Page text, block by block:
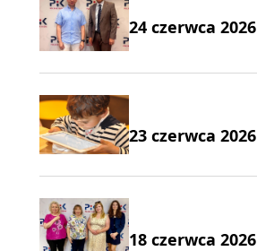
24 czerwca 2026
23 czerwca 2026
18 czerwca 2026